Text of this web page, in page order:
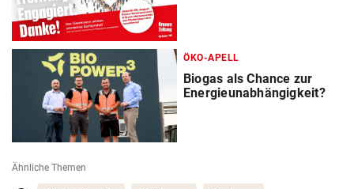
ÖKO-APELL
Biogas als Chance zur
Energieunabhängigkeit?
Ähnliche Themen